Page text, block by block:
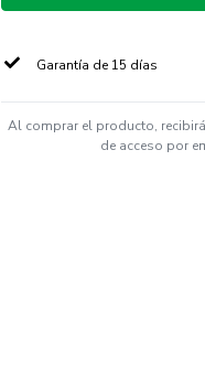
Garantía de 15 días
Al comprar el producto,
de acceso por